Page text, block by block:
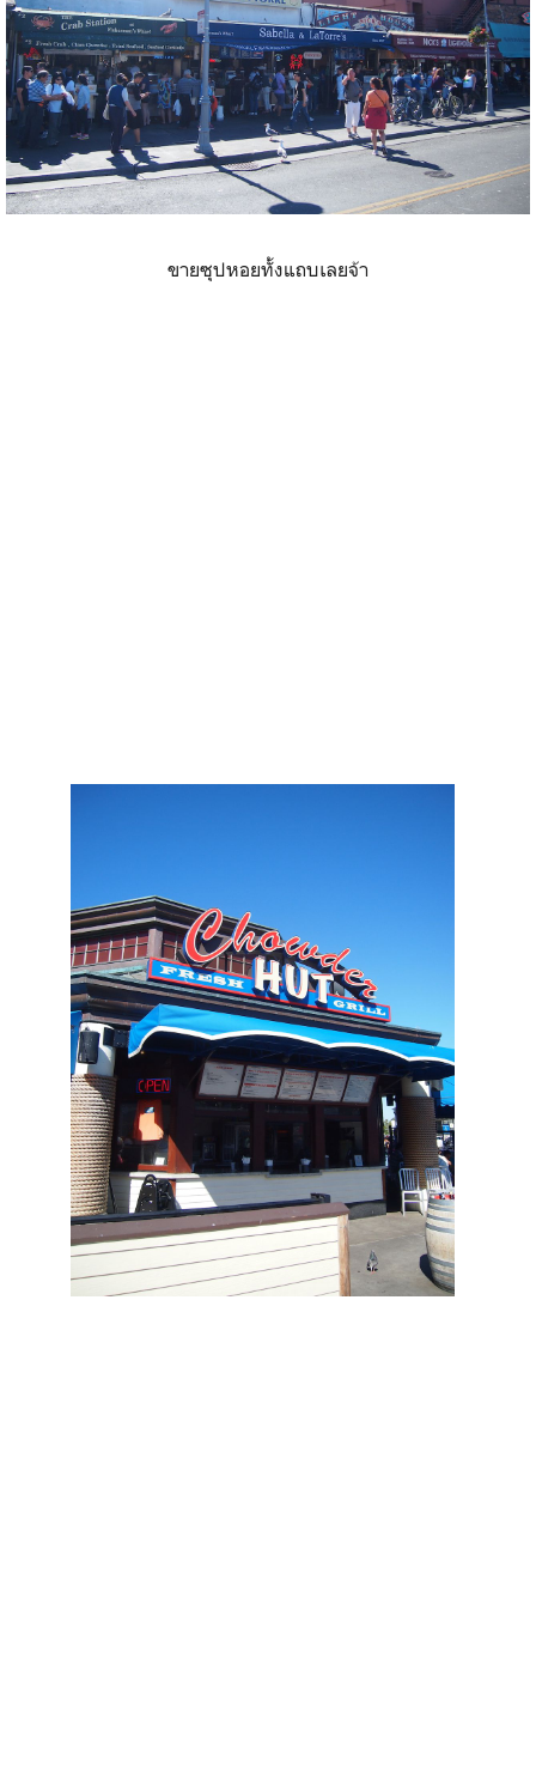
ขายซุปหอยทั้งแถบเลยจ้า